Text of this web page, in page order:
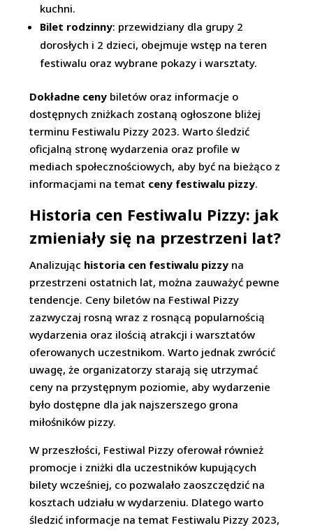
kuchni.
Bilet rodzinny: przewidziany dla grupy 2
dorosłych i 2 dzieci, obejmuje wstęp na teren
festiwalu oraz wybrane pokazy i warsztaty.
Dokładne ceny biletów oraz informacje o
dostępnych zniżkach zostaną ogłoszone bliżej
terminu Festiwalu Pizzy 2023. Warto śledzić
oficjalną stronę wydarzenia oraz profile w
mediach społecznościowych, aby być na bieżąco z
informacjami na temat ceny festiwalu pizzy.
Historia cen Festiwalu Pizzy: jak
zmieniały się na przestrzeni lat?
Analizując historia cen festiwalu pizzy na
przestrzeni ostatnich lat, można zauważyć pewne
tendencje. Ceny biletów na Festiwal Pizzy
zazwyczaj rosną wraz z rosnącą popularnością
wydarzenia oraz ilością atrakcji i warsztatów
oferowanych uczestnikom. Warto jednak zwrócić
uwagę, że organizatorzy starają się utrzymać
ceny na przystępnym poziomie, aby wydarzenie
było dostępne dla jak najszerszego grona
miłośników pizzy.
W przeszłości, Festiwal Pizzy oferował również
promocje i zniżki dla uczestników kupujących
bilety wcześniej, co pozwalało zaoszczędzić na
kosztach udziału w wydarzeniu. Dlatego warto
śledzić informacje na temat Festiwalu Pizzy 2023,